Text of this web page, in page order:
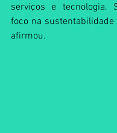
serviços e tecnologia.
foco na sustentabilidade
afirmou.